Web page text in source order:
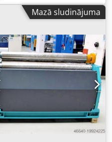
konisku virsmu ražošanai
ir paredzēta lokšņu
un 2020 mm garumam,
mm. Vispopulārākās ir šīs
pateicoties to
konstrukcijai. Tās
meklē iekārtas ar vidēju
priekšrocības: Asimetriska
un augšējo valci griež
no elektromotora
aprīkota ar nolieces
un sānu valču augstuma
konisku virsmu Pēdu
Mazā sludinājuma